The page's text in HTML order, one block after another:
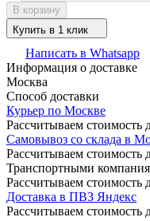
В корзину
Купить в 1 клик
Написать в Whatsapp
Информация о доставке
Москва
Способ доставки
Курьер по Москве
Рассчитываем стоимость
Самовывоз со склада в
Рассчитываем стоимость
Транспортными
Рассчитываем стоимость
Доставка в ПВЗ Яндекс
Рассчитываем стоимость